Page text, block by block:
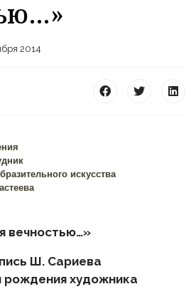
2014
искусства
вечностью…»
Ш. Сариева
рождения художника